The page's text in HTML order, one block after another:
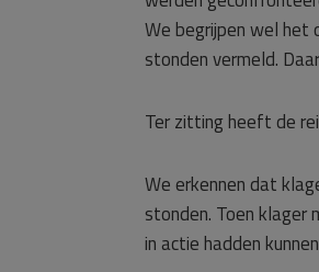
We begrijpen wel het
stonden vermeld.
Ter zitting heeft de
We erkennen dat
stonden. Toen klager
in actie hadden